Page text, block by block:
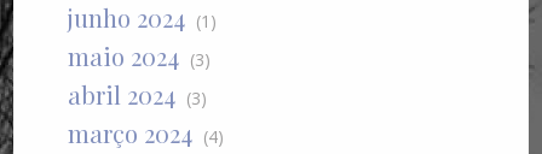
junho 2024 (1)
maio 2024 (3)
abril 2024 (3)
março 2024 (4)